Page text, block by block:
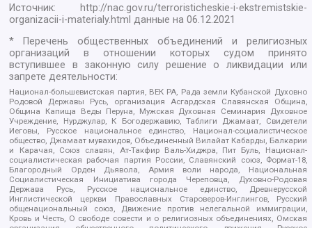
Источник:
http://nac.gov.ru/terroristicheskie-i-ekstremistskie-
organizacii-i-materialy.html данные на06.12.2021
* Перечень общественных объединений и религиозных
организаций в отношении которых судом принято
вступившее в законную силу решение о ликвидации или
запрете деятельности:
Национал-большевистская партия, ВЕК РА, Рада земли Кубанской Духовно
Родовой Державы Русь, организация Асгардская Славянская Община,
Община Капища Веды Перуна, Мужская Духовная Семинария Духовное
Учреждение, Нурджулар, К Богодержавию, Таблиги Джамаат, Свидетели
Иеговы, Русское национальное единство, Национал-социалистическое
общество, Джамаат мувахидов, Объединенный Вилайат Кабарды, Балкарии
и Карачая, Союз славян, Ат-Такфир Валь-Хиджра, Пит Буль, Национал-
социалистическая рабочая партия России, Славянский союз, Формат-18,
Благородный Орден Дьявола, Армия воли народа, Национальная
Социалистическая Инициатива города Череповца, Духовно-Родовая
Держава Русь, Русское национальное единство, Древнерусской
Инглистической церкви Православных Староверов-Инглингов, Русский
общенациональный союз, Движение против нелегальной иммиграции,
Кровь и Честь, О свободе совести и о религиозных объединениях, Омская